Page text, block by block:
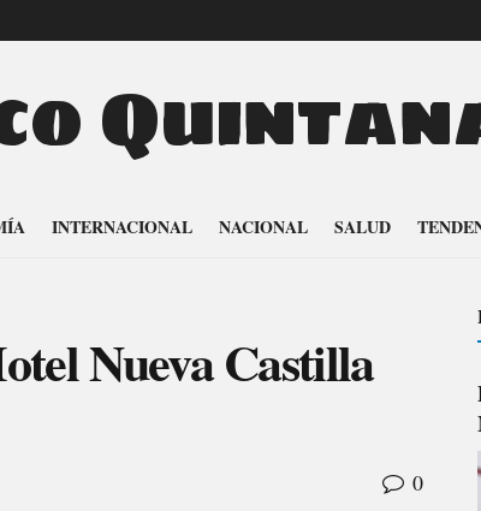
INTERNACIONAL NACIONAL SALUD
Nueva Castilla
0